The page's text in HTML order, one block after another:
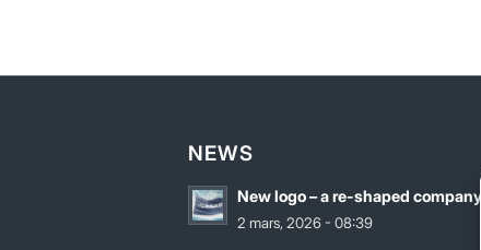
NEWS
New logo – a re-shaped company
2 mars, 2026 - 08:39